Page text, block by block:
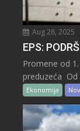
Aug 28, 2025
EPS:
Promene od
preduzeća Od
Ekonomija